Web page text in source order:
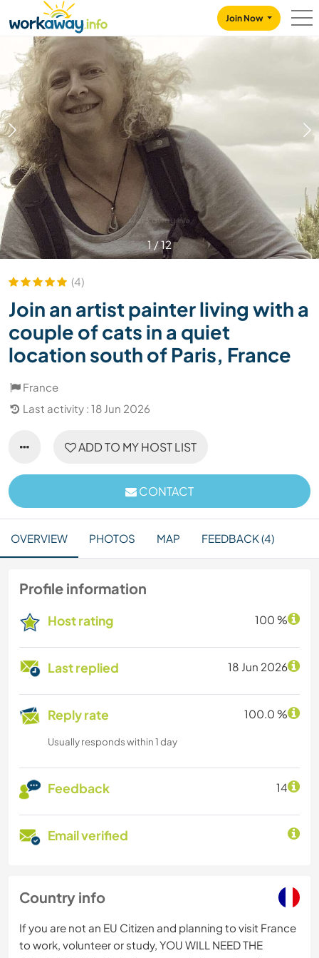
CONTENT
MAIN NAVIGATION
Join Now
1/12
(4)
Join an artist painter living with a
couple of cats in a quiet
location south of Paris, France
France
Last activity : 18 Jun 2026
ADD TO MY HOST LIST
CONTACT
OVERVIEW PHOTOS MAP FEEDBACK (4)
Profile information
Host rating 100 %
Last replied 18 Jun 2026
Reply rate 100.0 %
Usually responds within 1 day
Feedback 14
Email verified
Country info
If you are not an EU Citizen and planning to visit France
to work, volunteer or study, YOU WILL NEED THE